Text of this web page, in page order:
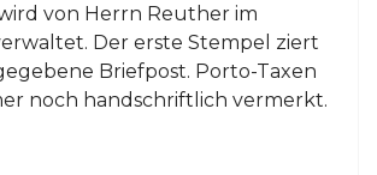
von Herrn Reuther im
Der erste Stempel ziert
Briefpost. Porto-Taxen
noch handschriftlich vermerkt.